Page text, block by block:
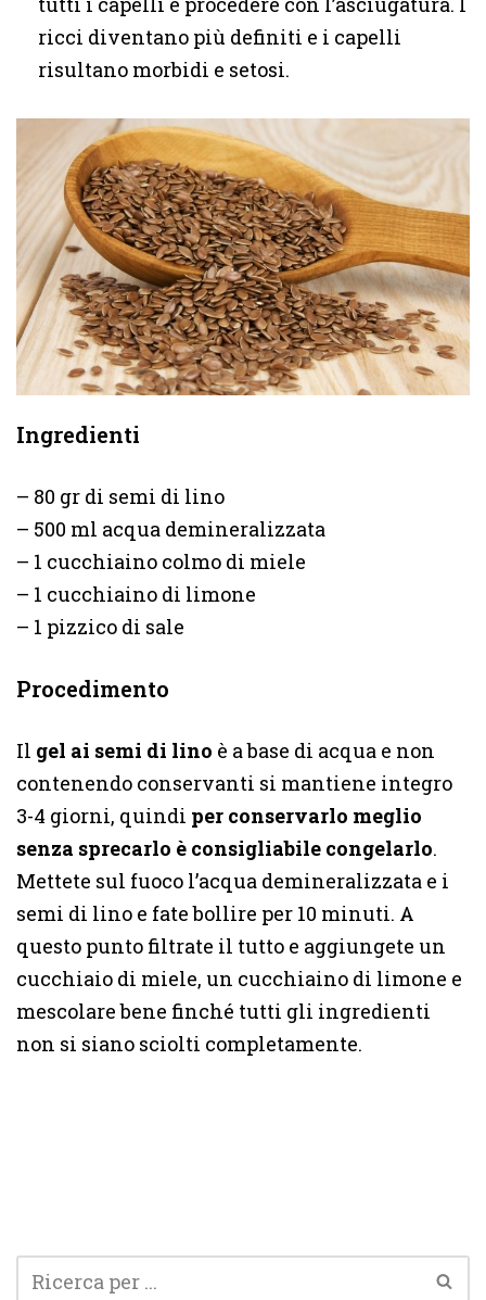
ricci diventano più definiti e i capelli
risultano morbidi e setosi.
Ingredienti
– 80 gr di semi di lino
– 500 ml acqua demineralizzata
– 1 cucchiaino colmo di miele
– 1 cucchiaino di limone
– 1 pizzico di sale
Procedimento
Il gel ai semi di lino è a base di acqua e non
contenendo conservanti si mantiene integro
3-4 giorni, quindi per conservarlo meglio
senza sprecarlo è consigliabile congelarlo.
Mettete sul fuoco l’acqua demineralizzata e i
semi di lino e fate bollire per 10 minuti. A
questo punto filtrate il tutto e aggiungete un
cucchiaio di miele, un cucchiaino di limone e
mescolare bene finché tutti gli ingredienti
non si siano sciolti completamente.